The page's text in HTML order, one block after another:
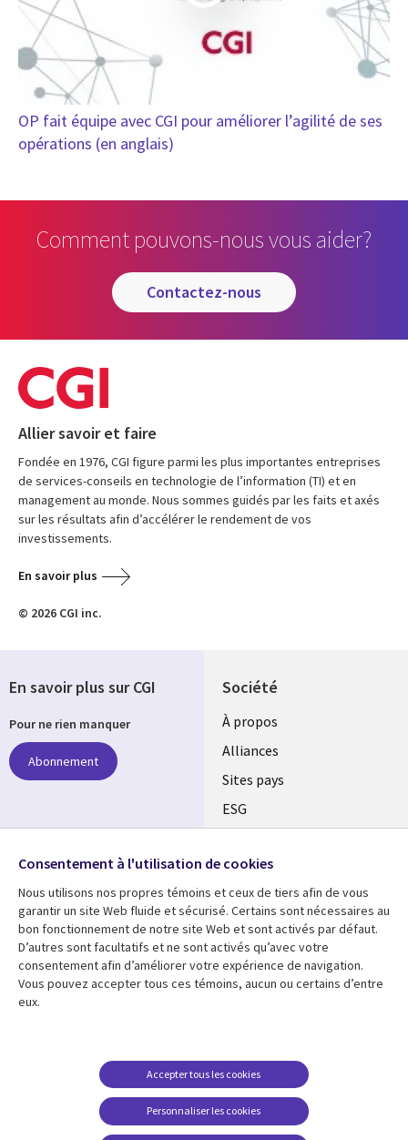
OP fait équipe avec CGI pour améliorer l’agilité de ses
opérations (en anglais)
Comment pouvons-nous vous aider?
contactez-nous
Allier savoir et faire
Fondée en 1976, CGI figure parmi les plus importantes entreprises
de services-conseils en technologie de l’information (TI) et en
management au monde. Nous sommes guidés par les faits et axés
sur les résultats afin d’accélérer le rendement de vos
investissements.
En savoir plus
© 2026 CGI inc.
Société
À propos
Alliances
Sites pays
ESG
Fusions
Salle de presse
Ressources
Articles
Études de cas
Baladodiffusions
Support
Restrictions et
conditions juridiques
Carrières FAQ
En savoir plus sur CGI
Pour ne rien manquer
Abonnement
Suivez-nous
Social
Media
Global
FR
Consentement à l'utilisation de cookies
Nous utilisons nos propres témoins et ceux de tiers afin de vous
garantir un site Web fluide et sécurisé. Certains sont nécessaires au
bon fonctionnement de notre site Web et sont activés par défaut.
D’autres sont facultatifs et ne sont activés qu’avec votre
consentement afin d’améliorer votre expérience de navigation.
Vous pouvez accepter tous ces témoins, aucun ou certains d’entre
eux.
Personnaliser les cookies
Accepter tous les cookies